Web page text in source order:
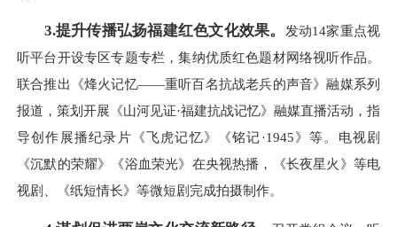
3.提升传播弘扬福建红色文化效果。
发动14家重点视
听平台开设专区专题专栏，集纳优质红色题材网络视听作品。
联合推出《烽火记忆——重听百名抗战老兵的声音》融媒系列
报道，策划开展《山河见证·福建抗战记忆》融媒直播活动，指
导创作展播纪录片《飞虎记忆》《铭记·1945》等。电视剧
《沉默的荣耀》《浴血荣光》在央视热播，《长夜星火》等电
视剧、《纸短情长》等微短剧完成拍摄制作。